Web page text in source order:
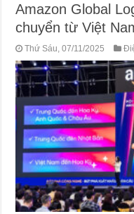
Amazon Global
chuyển từ Việt
Thứ Sáu, 07/11/2025